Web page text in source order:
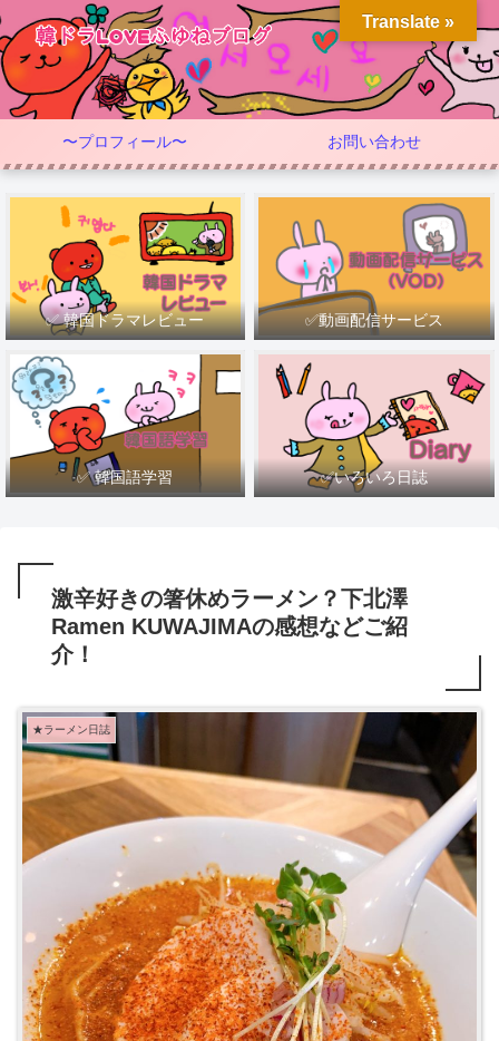
〜プロフィール〜 お問い合わせ
✅ 韓国ドラマレビュー ✅動画配信サービス
✅ 韓国語学習 ✅いろいろ日誌
激辛好きの箸休めラーメン？下北澤
Ramen KUWAJIMAの感想などご紹
介！
★ラーメン日誌
Translate »